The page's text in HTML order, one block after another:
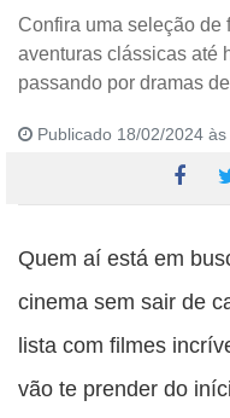
Confira uma seleção de
aventuras clássicas até
passando por dramas
Publicado 18/02/2024
esta
Quem aí está em
cinema sem sair de
lista com filmes
vão te prender do